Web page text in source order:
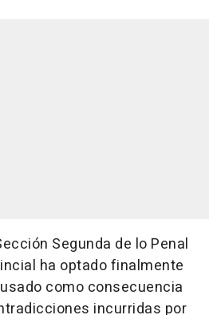
Segunda de lo Penal
ha optado finalmente
como consecuencia
incurridas por